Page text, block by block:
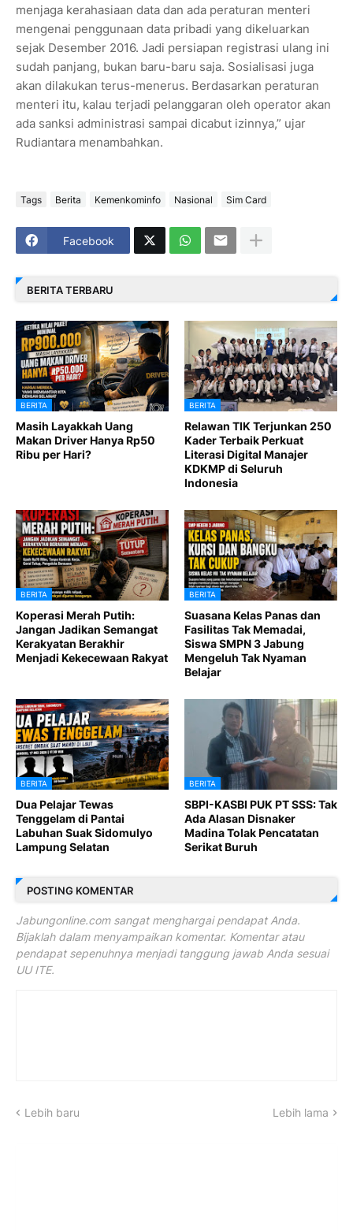
menjaga kerahasiaan data dan ada peraturan menteri
mengenai penggunaan data pribadi yang dikeluarkan
sejak Desember 2016. Jadi persiapan registrasi ulang ini
sudah panjang, bukan baru-baru saja. Sosialisasi juga
akan dilakukan terus-menerus. Berdasarkan peraturan
menteri itu, kalau terjadi pelanggaran oleh operator akan
ada sanksi administrasi sampai dicabut izinnya,” ujar
Rudiantara menambahkan.
Tags Berita Kemenkominfo Nasional Sim Card
Facebook
BERITA TERBARU
BERITA
Masih Layakkah Uang
Makan Driver Hanya Rp50
Ribu per Hari?
BERITA
Relawan TIK Terjunkan 250
Kader Terbaik Perkuat
Literasi Digital Manajer
KDKMP di Seluruh
Indonesia
BERITA
Koperasi Merah Putih:
Jangan Jadikan Semangat
Kerakyatan Berakhir
Menjadi Kekecewaan Rakyat
BERITA
Suasana Kelas Panas dan
Fasilitas Tak Memadai,
Siswa SMPN 3 Jabung
Mengeluh Tak Nyaman
Belajar
BERITA
Dua Pelajar Tewas
Tenggelam di Pantai
Labuhan Suak Sidomulyo
Lampung Selatan
BERITA
SBPI-KASBI PUK PT SSS: Tak
Ada Alasan Disnaker
Madina Tolak Pencatatan
Serikat Buruh
POSTING KOMENTAR
Jabungonline.com sangat menghargai pendapat Anda.
Bijaklah dalam menyampaikan komentar. Komentar atau
pendapat sepenuhnya menjadi tanggung jawab Anda sesuai
UU ITE.
Lebih baru Lebih lama